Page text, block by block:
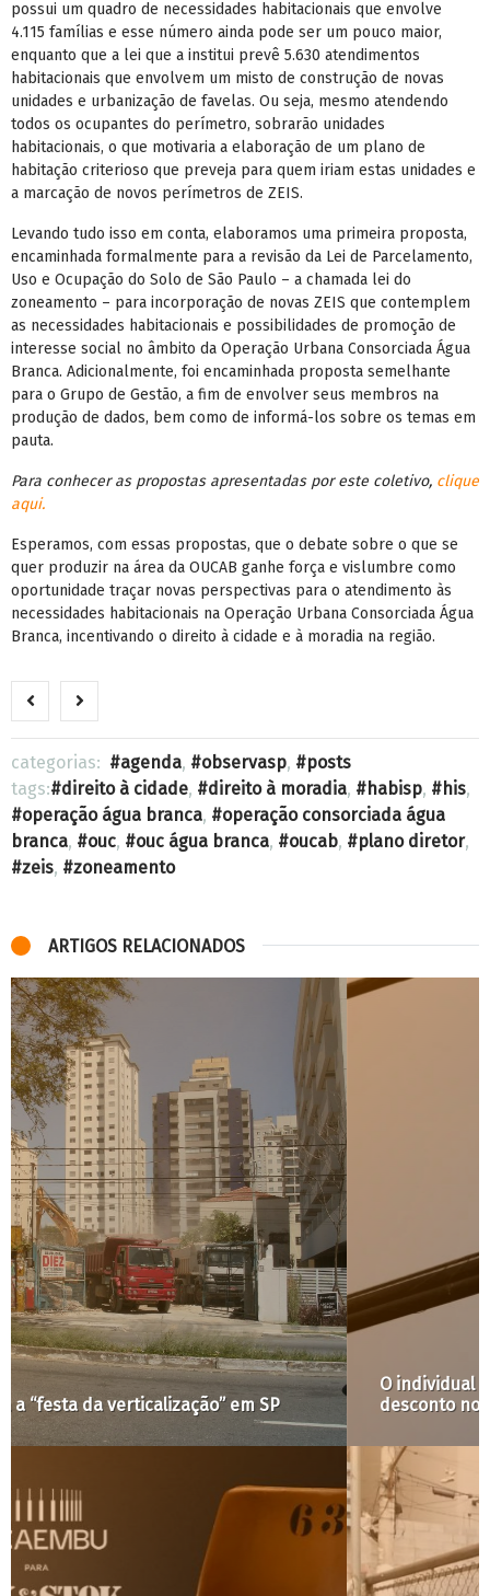
possui um quadro de necessidades habitacionais que envolve
4.115 famílias e esse número ainda pode ser um pouco maior,
enquanto que a lei que a institui prevê 5.630 atendimentos
habitacionais que envolvem um misto de construção de novas
unidades e urbanização de favelas. Ou seja, mesmo atendendo
todos os ocupantes do perímetro, sobrarão unidades
habitacionais, o que motivaria a elaboração de um plano de
habitação criterioso que preveja para quem iriam estas unidades e
a marcação de novos perímetros de ZEIS.
Levando tudo isso em conta, elaboramos uma primeira proposta,
encaminhada formalmente para a revisão da Lei de Parcelamento,
Uso e Ocupação do Solo de São Paulo – a chamada lei do
zoneamento – para incorporação de novas ZEIS que contemplem
as necessidades habitacionais e possibilidades de promoção de
interesse social no âmbito da Operação Urbana Consorciada Água
Branca. Adicionalmente, foi encaminhada proposta semelhante
para o Grupo de Gestão, a fim de envolver seus membros na
produção de dados, bem como de informá-los sobre os temas em
pauta.
Para conhecer as propostas apresentadas por este coletivo, clique
aqui.
Esperamos, com essas propostas, que o debate sobre o que se
quer produzir na área da OUCAB ganhe força e vislumbre como
oportunidade traçar novas perspectivas para o atendimento às
necessidades habitacionais na Operação Urbana Consorciada Água
Branca, incentivando o direito à cidade e à moradia na região.
categorias: agenda, observasp,
posts
tags:
direito à cidade, direito à moradia, habisp, his,
operação água branca,
operação consorciada água
branca, ouc, ouc água branca, oucab, plano diretor,
zeis, zoneamento
ARTIGOS RELACIONADOS
O individual e o coletivo na minha luta por
desconto no aluguel